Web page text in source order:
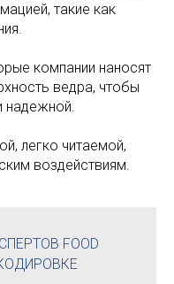
такие как
компании наносят
ведра, чтобы
надежной.
легко читаемой,
воздействиям.
FOOD